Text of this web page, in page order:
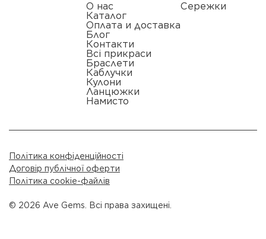
О нас
Каталог
Оплата и доставка
Блог
Контакти
Всі прикраси
Браслети
Каблучки
Кулони
Ланцюжки
Намисто
Сережки
© 2026 Ave Gems. Всі права захищені.
Політика конфіденційності
Договір публічної оферти
Політика cookie-файлів